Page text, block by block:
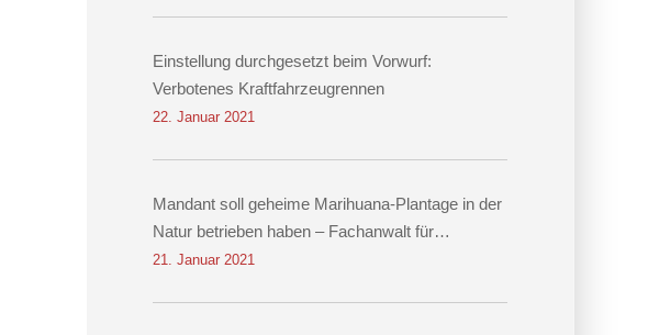
Einstellung durchgesetzt beim Vorwurf:
Verbotenes Kraftfahrzeugrennen
22. Januar 2021
Mandant soll geheime Marihuana-Plantage in der
Natur betrieben haben – Fachanwalt für
Strafrecht Dr. Hennig erwirkt Einstellung
21. Januar 2021